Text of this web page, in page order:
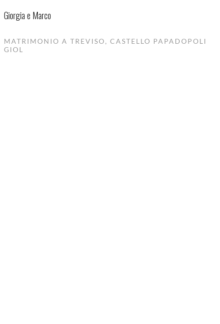
Giorgia e Marco
MATRIMONIO A TREVISO, CASTELLO PAPADOPOLI
GIOL